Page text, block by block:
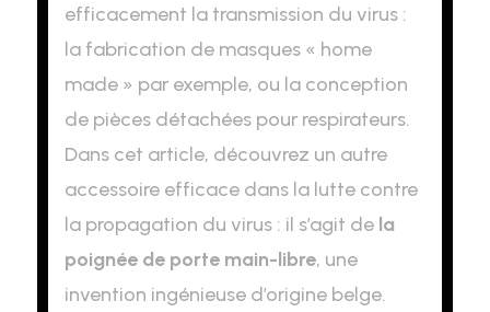
efficacement la transmission du virus :
la fabrication de masques « home
made » par exemple, ou la conception
de pièces détachées pour respirateurs.
Dans cet article, découvrez un autre
accessoire efficace dans la lutte contre
la propagation du virus : il s’agit de la
poignée de porte main-libre, une
invention ingénieuse d’origine belge.